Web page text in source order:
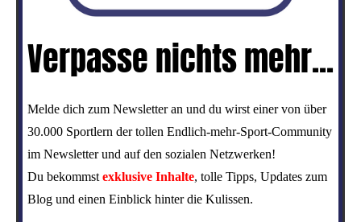
Verpasse nichts mehr...
Melde dich zum Newsletter an und du wirst einer von über
30.000 Sportlern der tollen Endlich-mehr-Sport-Community
im Newsletter und auf den sozialen Netzwerken!
Du bekommst exklusive Inhalte, tolle Tipps, Updates zum
Blog und einen Einblick hinter die Kulissen.